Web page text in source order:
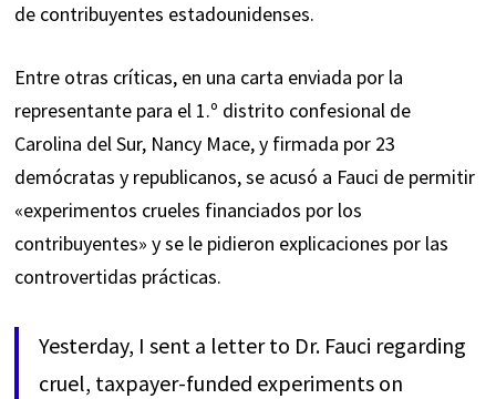
de contribuyentes estadounidenses.
Entre otras críticas, en una carta enviada por la
representante para el 1.º distrito confesional de
Carolina del Sur, Nancy Mace, y firmada por 23
demócratas y republicanos, se acusó a Fauci de permitir
«experimentos crueles financiados por los
contribuyentes» y se le pidieron explicaciones por las
controvertidas prácticas.
Yesterday, I sent a letter to Dr. Fauci regarding
cruel, taxpayer-funded experiments on